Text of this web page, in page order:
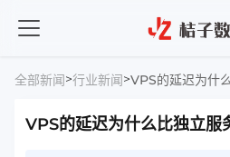
全部新闻>行业新闻>VPS的延迟为什
VPS的延迟为什么比独立服